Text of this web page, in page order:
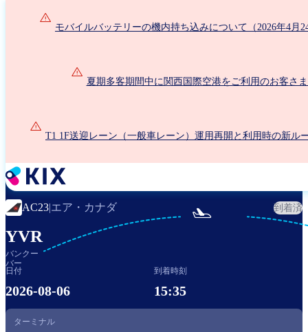
モバイルバッテリーの機内持ち込みについて（2026年4月
夏期多客期間中に関西国際空港をご利用のお客さ
T1 1F送迎レーン（一般車レーン）運用再開と利用時の新ル
AC23|エア・カナダ 到着済
YVR
バンクー
バー

日付
2026-08-06
到着時刻
15:35
ターミナル